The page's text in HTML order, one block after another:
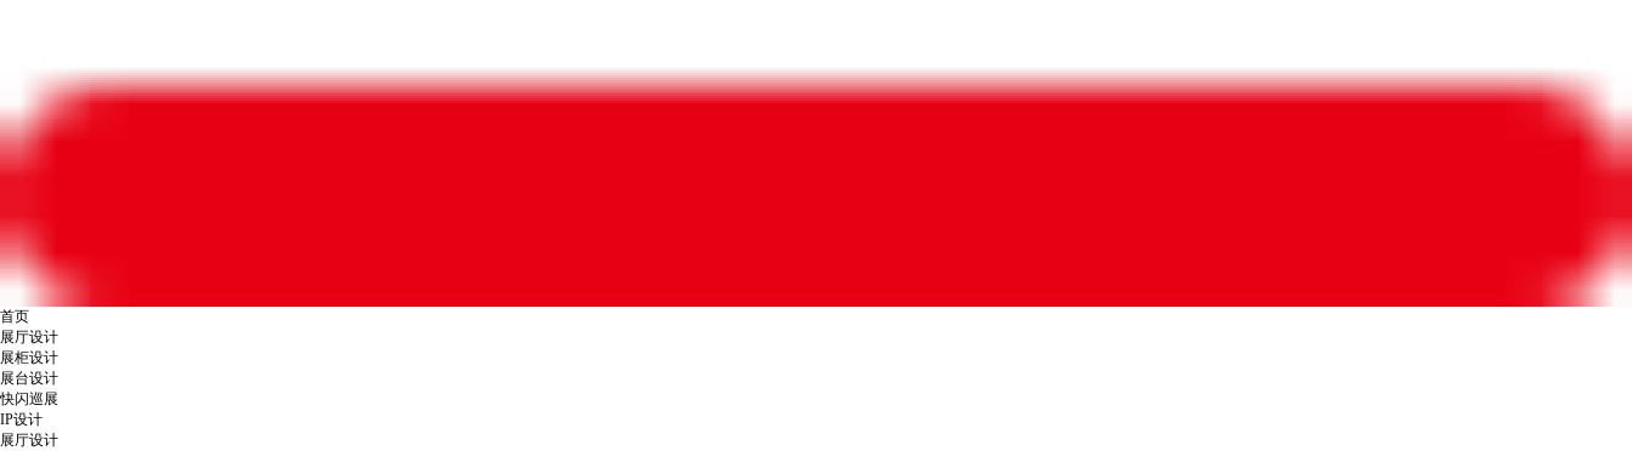
首页
展厅设计
展柜设计
展台设计
快闪巡展
IP设计
展厅设计